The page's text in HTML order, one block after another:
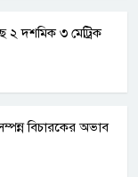
দশমিক ৩ মেট্রিক
বিচারকের অভাব